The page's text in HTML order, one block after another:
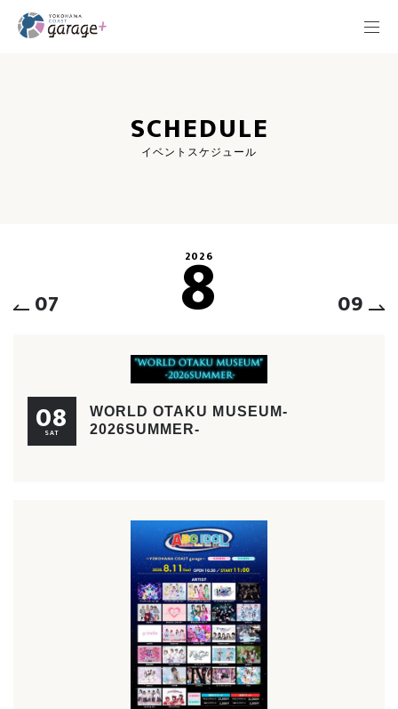
SCHEDULE
イベントスケジュール
2026
8
07 09
08
SAT
WORLD OTAKU MUSEUM-
2026SUMMER-